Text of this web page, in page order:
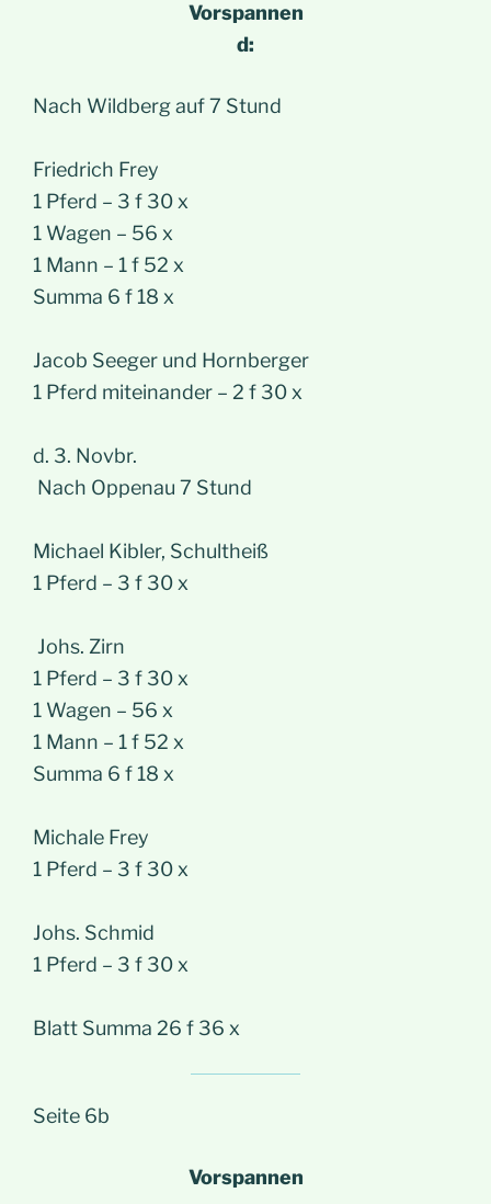
Vorspannen
d:
Nach Wildberg auf 7 Stund
Friedrich Frey
1 Pferd – 3 f 30 x
1 Wagen – 56 x
1 Mann – 1 f 52 x
Summa 6 f 18 x
Jacob Seeger und Hornberger
1 Pferd miteinander – 2 f 30 x
d. 3. Novbr.
Nach Oppenau 7 Stund
Michael Kibler, Schultheiß
1 Pferd – 3 f 30 x
Johs. Zirn
1 Pferd – 3 f 30 x
1 Wagen – 56 x
1 Mann – 1 f 52 x
Summa 6 f 18 x
Michale Frey
1 Pferd – 3 f 30 x
Johs. Schmid
1 Pferd – 3 f 30 x
Blatt Summa 26 f 36 x
Seite 6b
Vorspannen